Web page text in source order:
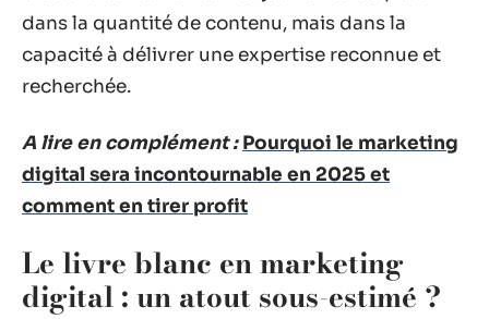
dans la quantité de contenu, mais dans la
capacité à délivrer une expertise reconnue et
recherchée.
A lire en complément : Pourquoi le marketing
digital sera incontournable en 2025 et
comment en tirer profit
Le livre blanc en marketing
digital : un atout sous-estimé ?